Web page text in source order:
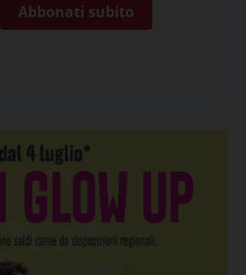
Abbonati subito